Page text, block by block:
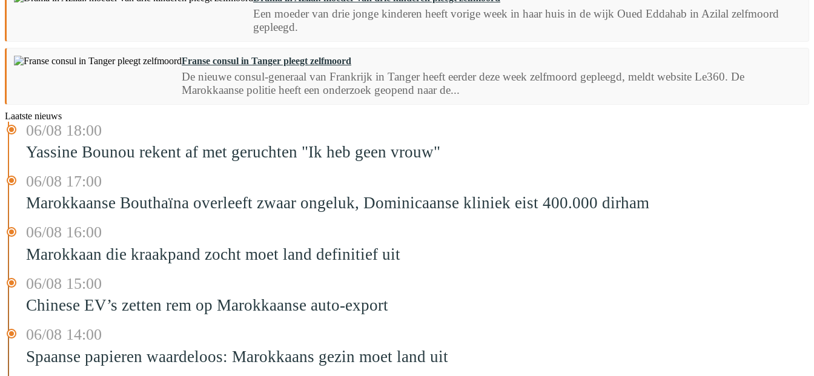
Een moeder van drie jonge kinderen heeft vorige week in haar huis in de wijk Oued Eddahab in Azilal zelfmoord
gepleegd.
Franse consul in Tanger pleegt zelfmoord
De nieuwe consul-generaal van Frankrijk in Tanger heeft eerder deze week zelfmoord gepleegd, meldt website Le360. De
Marokkaanse politie heeft een onderzoek geopend naar de...
Laatste nieuws
06/08 18:00
Yassine Bounou rekent af met geruchten "Ik heb geen vrouw"
06/08 17:00
Marokkaanse Bouthaïna overleeft zwaar ongeluk, Dominicaanse kliniek eist 400.000 dirham
06/08 16:00
Marokkaan die kraakpand zocht moet land definitief uit
06/08 15:00
Chinese EV’s zetten rem op Marokkaanse auto-export
06/08 14:00
Spaanse papieren waardeloos: Marokkaans gezin moet land uit